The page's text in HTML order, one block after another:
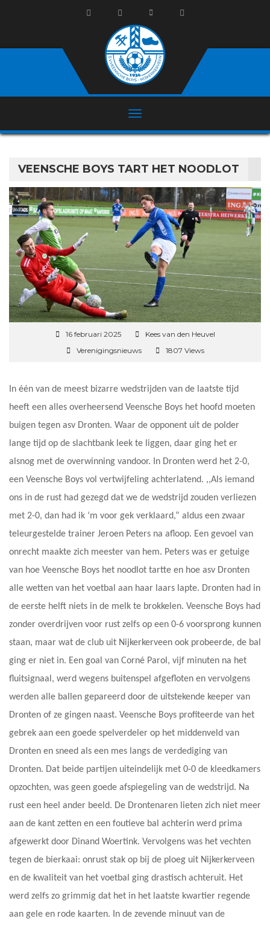
VEENSCHE BOYS TART HET NOODLOT
16 februari 2025
Kees van den Heuvel
Verenigingsnieuws
1807 Views
In één van de meest bizarre wedstrijden van de laatste tijd
heeft een alles overheersend Veensche Boys het hoofd moeten
buigen tegen asv Dronten. Waar de opponent uit de polder
lange tijd op de slachtbank leek te liggen, daar ging het er
alsnog met de overwinning vandoor. In Dronten werd het 2-0,
een Veensche Boys vol vertwijfeling achterlatend. ,,Als iemand
ons in de rust had gezegd dat we de wedstrijd zouden verliezen
met 2-0, dan had ik ‘m voor gek verklaard,” aldus een zwaar
teleurgestelde trainer Jeroen Peters na afloop. Een gevoel van
onrecht maakte zich meester van hem. Peters was er getuige
van hoe Veensche Boys het noodlot tartte en hoe asv Dronten
alle wetten van het voetbal aan haar laars lapte. Dronten had in
de eerste helft niets in de melk te brokkelen. Veensche Boys had
zonder overdrijven voor rust zelfs op een 0-6 voorsprong kunnen
staan, maar wat de club uit Nijkerkerveen ook probeerde, de bal
ging er niet in. Een goal van Corné Parol, vijf minuten na het
fluitsignaal, werd wegens buitenspel afgefloten en vervolgens
werden alle ballen gepareerd door de uitstekende keeper van
Dronten of ze gingen naast. Veensche Boys profiteerde van het
gebrek aan een goede spelverdeler op het middenveld van
Dronten en sneed als een mes langs de verdediging van
Dronten. Dat beide partijen uiteindelijk met 0-0 de kleedkamers
opzochten, was geen goede afspiegeling van de wedstrijd. Na
rust een heel ander beeld. De Drontenaren lieten zich niet meer
aan de kant zetten en een foutieve bal achterin werd prima
afgewerkt door Dinand Woertink. Vervolgens was het vechten
tegen de bierkaai: onrust stak op bij de ploeg uit Nijkerkerveen
en de kwaliteit van het voetbal ging drastisch achteruit. Het
werd zelfs zo grimmig dat het in het laatste kwartier regende
aan gele en rode kaarten. In de zevende minuut van de